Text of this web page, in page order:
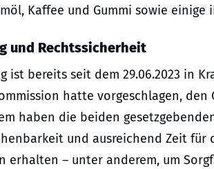
Kaffee und Gummi sowie einige
und Rechtssicherheit
ist bereits seit dem 29.06.2023 in
hatte vorgeschlagen,
haben die beiden
und ausreichend Zeit für
erhalten – unter anderem, um